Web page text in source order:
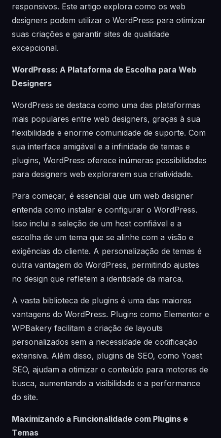
responsivos. Este artigo explora como os web
designers podem utilizar o WordPress para otimizar
suas criações e garantir sites de qualidade
excepcional.
WordPress: A Plataforma de Escolha para Web
Designers
WordPress se destaca como uma das plataformas
mais populares entre web designers, graças à sua
flexibilidade e enorme comunidade de suporte. Com
sua interface amigável e a infinidade de temas e
plugins, WordPress oferece inúmeras possibilidades
para designers web explorarem sua criatividade.
Para começar, é essencial que um web designer
entenda como instalar e configurar o WordPress.
Isso inclui a seleção de um host confiável e a
escolha de um tema que se alinhe com a visão e
exigências do cliente. A personalização de temas é
outra vantagem do WordPress, permitindo ajustes
no design que refletem a identidade da marca.
A vasta biblioteca de plugins é uma das maiores
vantagens do WordPress. Plugins como Elementor e
WPBakery facilitam a criação de layouts
personalizados sem a necessidade de codificação
extensiva. Além disso, plugins de SEO, como Yoast
SEO, ajudam a otimizar o conteúdo para motores de
busca, aumentando a visibilidade e a performance
do site.
Maximizando a Funcionalidade com Plugins e
Temas